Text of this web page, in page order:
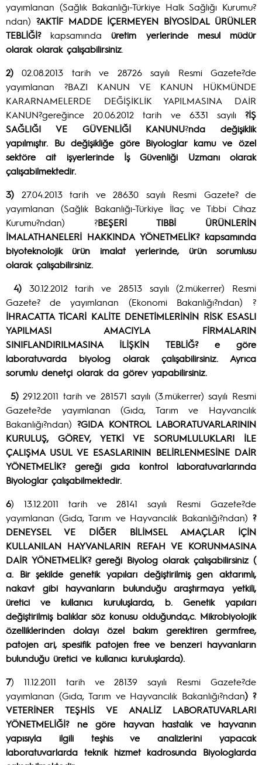
yayımlanan (Sağlık Bakanlığı-Türkiye Halk Sağlığı Kurumu?
ndan) ?AKTİF MADDE İÇERMEYEN BİYOSİDAL ÜRÜNLER
TEBLİĞİ? kapsamındaüretim yerlerinde mesul müdür
olarak olarak çalışabilirsiniz.
2)02.08.2013 tarih ve 28726 sayılı Resmi Gazete?de
yayımlanan ?BAZI KANUN VE KANUN HÜKMÜNDE
KARARNAMELERDE DEĞİŞİKLİK YAPILMASINA DAİR
KANUN?gereğince 20.06.2012 tarih ve 6331 sayılı ?İŞ
SAĞLIĞI VE GÜVENLİĞİ
KANUNU?nda değişiklik
yapılmıştır. Bu değişikliğe göre Biyologlar kamu ve özel
sektöre ait işyerlerinde İş Güvenliği Uzmanı olarak
çalışabilmektedir.
3) 27.04.2013 tarih ve 28630 sayılı Resmi Gazete? de
yayımlanan (Sağlık Bakanlığı-Türkiye İlaç ve Tıbbi Cihaz
Kurumu?ndan)
?BEŞERİ TIBBİ ÜRÜNLERİN
İMALATHANELERİ HAKKINDA YÖNETMELİK? kapsamında
biyoteknolojik ürün imalat yerlerinde, ürün sorumlusu
olarak çalışabilirsiniz.
4) 30.12.2012 tarih ve 28513 sayılı (2.mükerrer) Resmi
Gazete? de yayımlanan (Ekonomi Bakanlığı?ndan)
?
İHRACATTA TİCARİ KALİTE DENETİMLERİNİN RİSK ESASLI
YAPILMASI AMACIYLA FİRMALARIN
SINIFLANDIRILMASINA İLİŞKİN TEBLİĞ?
e göre
laboratuvarda biyolog olarak çalışabilirsiniz. Ayrıca
sorumlu denetçi olarak da görev yapabilirsiniz.
5)29.12.2011 tarih ve 281571 sayılı (3.mükerrer) sayılı Resmi
Gazete?de yayımlanan (Gıda, Tarım ve Hayvancılık
Bakanlığı?ndan)?GIDA KONTROL LABORATUVARLARININ
KURULUŞ, GÖREV, YETKİ VE SORUMLULUKLARI İLE
ÇALIŞMA USUL VE ESASLARININ BELİRLENMESİNE DAİR
YÖNETMELİK? gereği gıda kontrol laboratuvarlarında
Biyologlar çalışabilmektedir.
6) 13.12.2011 tarih ve 28141 sayılı Resmi Gazete?de
yayımlanan (Gıda, Tarım ve Hayvancılık Bakanlığı?ndan) ?
DENEYSEL VE DİĞER BİLİMSEL AMAÇLAR İÇİN
KULLANILAN HAYVANLARIN REFAH VE KORUNMASINA
DAİR YÖNETMELİK? gereği Biyolog olarak çalışabilirsiniz (
a. Bir şekilde genetik yapıları değiştirilmiş gen aktarımlı,
nakavt gibi hayvanların bulunduğu araştırmaya yetkili,
üretici ve kullanıcı kuruluşlarda, b. Genetik yapıları
değiştirilmiş balıklar söz konusu olduğunda,c. Mikrobiyolojik
özelliklerinden dolayı özel bakım gerektiren germfree,
patojen ari, spesifik patojen free ve benzeri hayvanların
bulunduğu üretici ve kullanıcı kuruluşlarda).
7) 11.12.2011 tarih ve 28139 sayılı Resmi Gazete?de
yayımlanan (Gıda, Tarım ve Hayvancılık Bakanlığı?ndan)?
VETERİNER TEŞHİS VE ANALİZ LABORATUVARLARI
YÖNETMELİĞİ?
ne göre hayvan hastalık ve hayvanın
yapısıyla ilgili teşhis ve analizlerini yapacak
laboratuvarlarda teknik hizmet kadrosunda Biyologlarda